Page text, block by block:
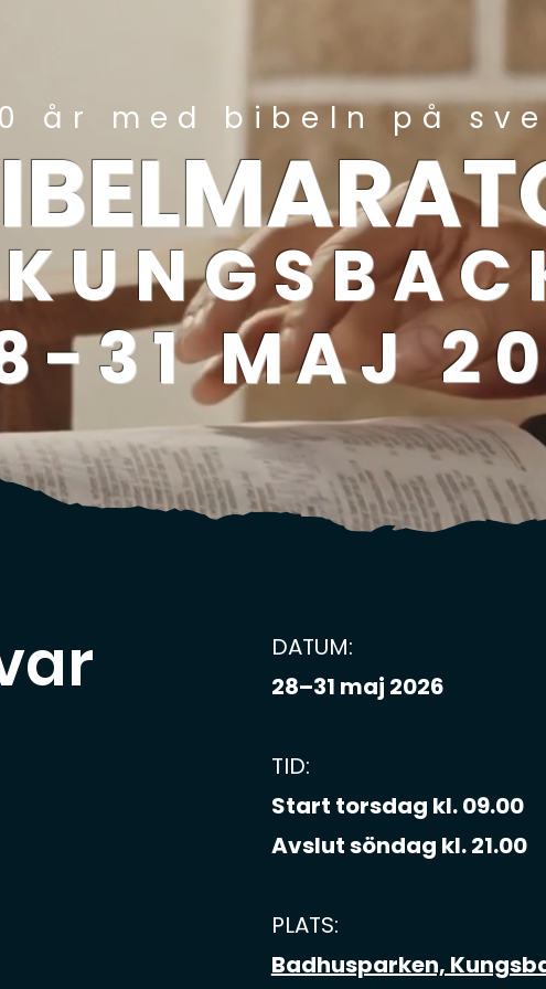
år med bibeln på
31 MAJ
DATUM:
28–31 maj 2026
TID:
Start torsdag kl. 09.00
Avslut söndag kl. 21.00
PLATS:
Badhusparken,